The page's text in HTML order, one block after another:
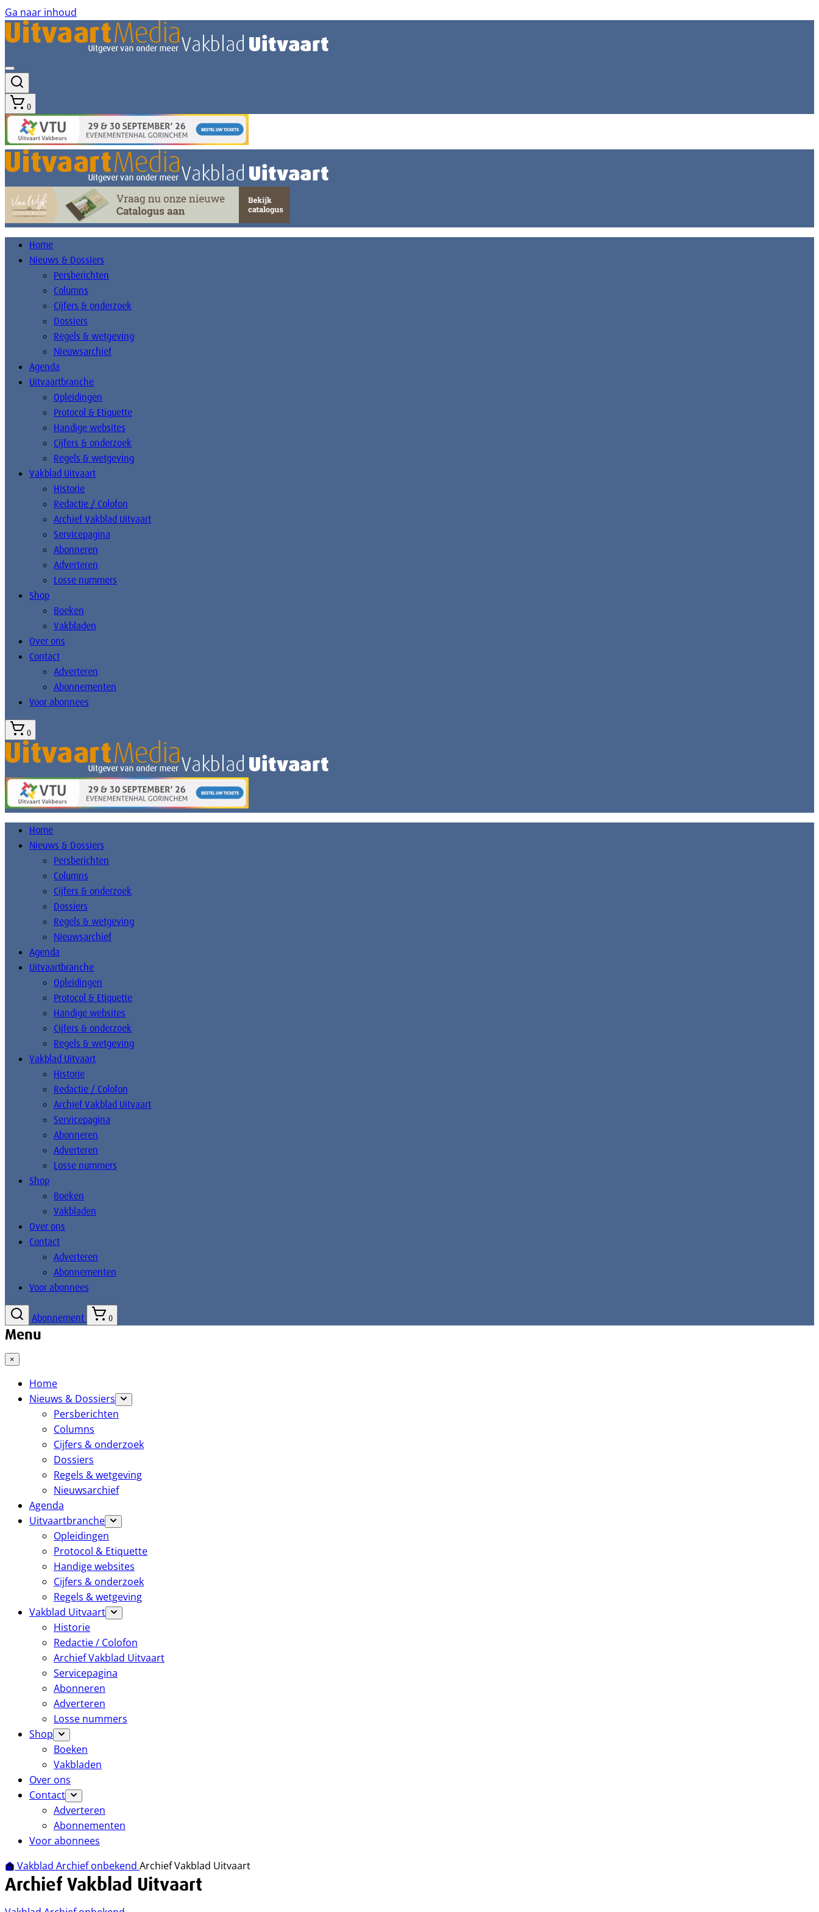
Ga naar inhoud
0
Home
Nieuws & Dossiers
Persberichten
Columns
Cijfers & onderzoek
Dossiers
Regels & wetgeving
Nieuwsarchief
Agenda
Uitvaartbranche
Opleidingen
Protocol & Etiquette
Handige websites
Cijfers & onderzoek
Regels & wetgeving
Vakblad Uitvaart
Historie
Redactie / Colofon
Archief Vakblad Uitvaart
Servicepagina
Abonneren
Adverteren
Losse nummers
Shop
Boeken
Vakbladen
Over ons
Contact
Adverteren
Abonnementen
Voor abonnees
0
Home
Nieuws & Dossiers
Persberichten
Columns
Cijfers & onderzoek
Dossiers
Regels & wetgeving
Nieuwsarchief
Agenda
Uitvaartbranche
Opleidingen
Protocol & Etiquette
Handige websites
Cijfers & onderzoek
Regels & wetgeving
Vakblad Uitvaart
Historie
Redactie / Colofon
Archief Vakblad Uitvaart
Servicepagina
Abonneren
Adverteren
Losse nummers
Shop
Boeken
Vakbladen
Over ons
Contact
Adverteren
Abonnementen
Voor abonnees
Abonnement 0
Menu
×
Home
Nieuws & Dossiers
Persberichten
Columns
Cijfers & onderzoek
Dossiers
Regels & wetgeving
Nieuwsarchief
Agenda
Uitvaartbranche
Opleidingen
Protocol & Etiquette
Handige websites
Cijfers & onderzoek
Regels & wetgeving
Vakblad Uitvaart
Historie
Redactie / Colofon
Archief Vakblad Uitvaart
Servicepagina
Abonneren
Adverteren
Losse nummers
Shop
Boeken
Vakbladen
Over ons
Contact
Adverteren
Abonnementen
Voor abonnees
Vakblad Archief onbekend Archief Vakblad Uitvaart
Archief Vakblad Uitvaart